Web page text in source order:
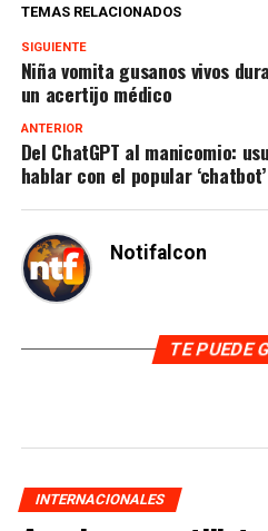
TEMAS RELACIONADOS
SIGUIENTE
Niña vomita gusanos vivos
un acertijo médico
ANTERIOR
Del ChatGPT al manicomio:
hablar con el popular ‘chatbot’
Notifalcon
TE PUEDE
INTERNACIONALES